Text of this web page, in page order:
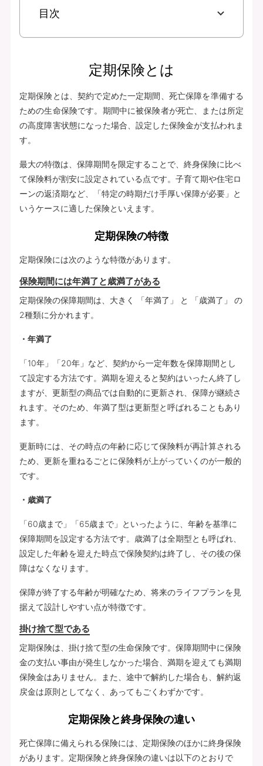
目次
定期保険とは
定期保険とは、契約で定めた一定期間、死亡保障を準備する
ための生命保険です。期間中に被保険者が死亡、または所定
の高度障害状態になった場合、設定した保険金が支払われま
す。
最大の特徴は、保障期間を限定することで、終身保険に比べ
て保険料が割安に設定されている点です。子育て期や住宅ロ
ーンの返済期など、「特定の時期だけ手厚い保障が必要」と
いうケースに適した保険といえます。
定期保険の特徴
定期保険には次のような特徴があります。
保険期間には年満了と歳満了がある
定期保険の保障期間は、大きく 「年満了」 と 「歳満了」 の
2種類に分かれます。
・年満了
「10年」「20年」など、契約から一定年数を保障期間とし
て設定する方法です。満期を迎えると契約はいったん終了し
ますが、更新型の商品では自動的に更新され、保障が継続さ
れます。そのため、年満了型は更新型と呼ばれることもあり
ます。
更新時には、その時点の年齢に応じて保険料が再計算される
ため、更新を重ねるごとに保険料が上がっていくのが一般的
です。
・歳満了
「60歳まで」「65歳まで」といったように、年齢を基準に
保障期間を設定する方法です。歳満了は全期型とも呼ばれ、
設定した年齢を迎えた時点で保険契約は終了し、その後の保
障はなくなります。
保障が終了する年齢が明確なため、将来のライフプランを見
据えて設計しやすい点が特徴です。
掛け捨て型である
定期保険は、掛け捨て型の生命保険です。保障期間中に保険
金の支払い事由が発生しなかった場合、満期を迎えても満期
保険金はありません。また、途中で解約した場合も、解約返
戻金は原則としてなく、あってもごくわずかです。
定期保険と終身保険の違い
死亡保障に備えられる保険には、定期保険のほかに終身保険
があります。定期保険と終身保険の違いは以下のとおりで